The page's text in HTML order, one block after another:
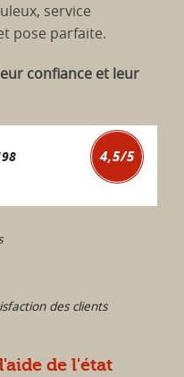
service
pose parfaite.
confiance et leur
4,5/5
des clients
de l'état